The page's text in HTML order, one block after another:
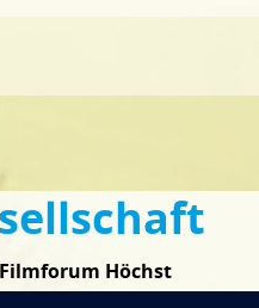
Höchst